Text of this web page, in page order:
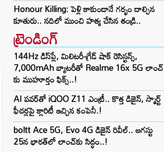
Honour Killing: పెళ్లి కాకుండానే గర్భం దాల్చిన
కూతురు.. నదిలో ముంచి హత్య చేసిన తండ్రి..
ట్రెండింగ్‌
144Hz డిస్‌ప్లే, మిలిటరీ-గ్రేడ్ షాక్ రెసిస్టన్స్,
7,000mAh బ్యాటరీతో Realme 16x 5G లాంచ్
కు ముహూర్తం ఫిక్స్..!
AI పవర్‌తో iQOO Z11 ఎంట్రీ.. కొత్త డిజైన్, స్మార్ట్
ఫీచర్లపై క్లారిటీ ఇచ్చిన కంపెనీ.!
boltt Ace 5G, Evo 4G డిజైన్ రివీల్.. ఆగస్టు
25న భారత్‌లో లాంచ్‌కు సిద్ధం..!